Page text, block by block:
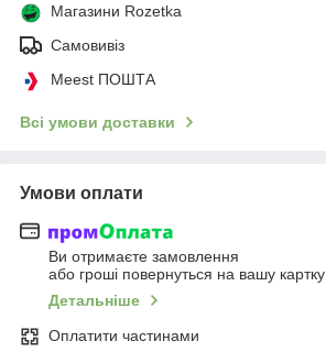
Магазини Rozetka
Самовивіз
Meest ПОШТА
Всі умови доставки
Умови оплати
Ви отримаєте замовлення
або гроші повернуться на вашу картку
Детальніше
Оплатити частинами